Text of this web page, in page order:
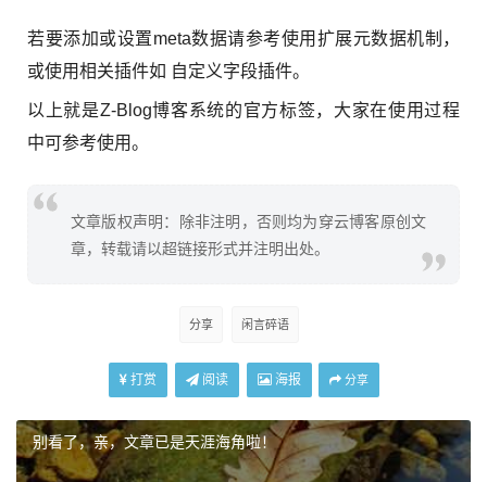
若要添加或设置meta数据请参考使用扩展元数据机制，
或使用相关插件如 自定义字段插件。
以上就是Z-Blog博客系统的官方标签，大家在使用过程
中可参考使用。
文章版权声明：除非注明，否则均为穿云博客原创文
章，转载请以超链接形式并注明出处。
分享 闲言碎语
打赏 阅读 海报 分享
别看了，亲，文章已是天涯海角啦！